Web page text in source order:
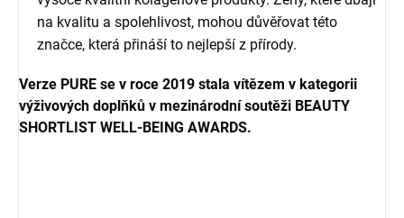
na kvalitu a spolehlivost, mohou důvěřovat této
značce, která přináší to nejlepší z přírody.
Verze PURE se v roce 2019 stala vítězem v kategorii
výživových doplňků v mezinárodní soutěži BEAUTY
SHORTLIST WELL-BEING AWARDS.